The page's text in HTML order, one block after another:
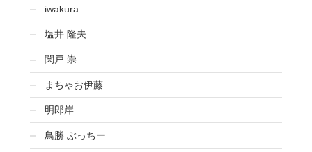
iwakura
塩井 隆夫
関戸 崇
まちゃお伊藤
明郎岸
鳥勝 ぶっちー